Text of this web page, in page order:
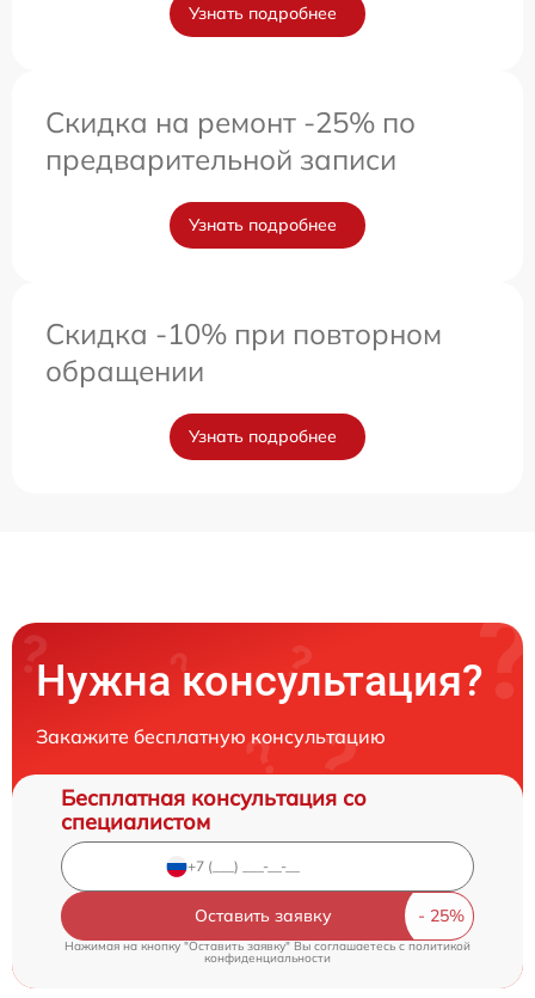
Узнать подробнее
Скидка на ремонт -25% по
предварительной записи
Узнать подробнее
Скидка -10% при повторном
обращении
Узнать подробнее
Нужна консультация?
Закажите бесплатную консультацию
Бесплатная консультация со
специалистом
Оставить заявку
Нажимая на кнопку "Оставить заявку" Вы соглашаетесь cполитикой
конфиденциальности